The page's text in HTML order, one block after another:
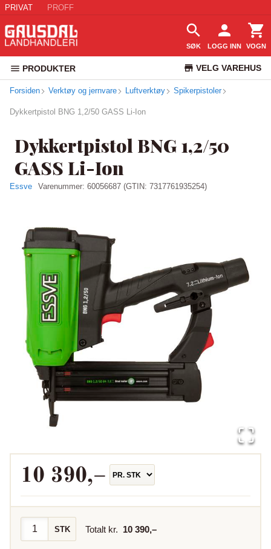
PRIVAT PROFF
SØK LOGG INN VOGN
PRODUKTER VELG VAREHUS
KUNDESERVICE
Forsiden Verktøy og jernvare Luftverktøy Spikerpistoler
Dykkertpistol BNG 1,2/50 GASS Li-Ion
Dykkertpistol BNG 1,2/50
GASS Li-Ion
Essve Varenummer: 60056687 (GTIN: 7317761935254)
10 390,–
STK Totalt kr. 10 390,–